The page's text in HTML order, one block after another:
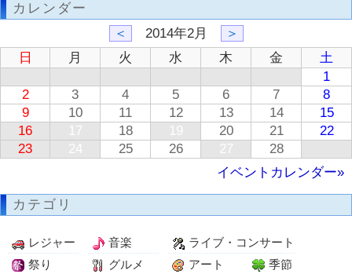
カレンダー
＜
2014年2月
＞
日
月 火 水 木 金
土
1
2
3 4 5 6 7
8
9
10 11 12 13 14
15
16
17 18 19 20 21
22
23
24 25 26 27
28
イベントカレンダー»
カテゴリ
レジャー 音楽
ライブ・コンサート
祭り
グルメ アート
季節